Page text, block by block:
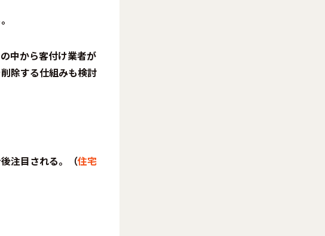
中から客付け業者が
除する仕組みも検討
注目される。（住宅